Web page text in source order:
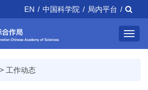
EN / 中国科学院 / 局内平台 /
工作动态